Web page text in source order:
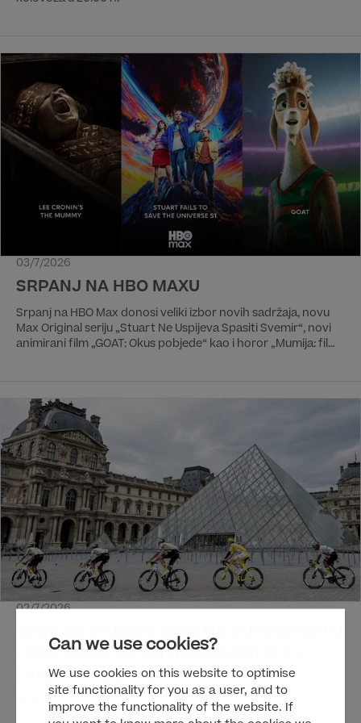
Can we use cookies?
We use cookies on this website to optimise
site functionality for you as a user, and to
improve the functionality of the website. If
03/7/2026
SRPANJ NA HBO MAXU
Srpanj na HBO Max donosi veliki izbor novih sadržaja, novu
Max Original seriju „Stuart Ne Uspijeva Spasiti Svemir“, novi
animirani film „GOAT: Okus pobjede“ kao i horor „Mumija: film
komedije „Amanet“ koja je također dostupna na HBO Maxu.
02/7/2026
TOUR DE FRANCE 2026 NA EUROSPORTU
I HBO MAXU UZ NAJNAPREDNIJE TV
ISKUSTVO DO SADA
Warner Bros. Discovery će tijekom srpnja i kolovoza uživo
prenositi svaku etapu utrka Tour de France i Tour de France